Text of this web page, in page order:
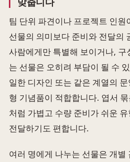
팀 단위 파견이나 프로젝트 인원
선물의 의미보다 준비와 전달의
사람에게만 특별해 보이거나, 구
는 선물은 오히려 부담이 될 수
일한 디자인 또는 같은 계열의
형 기념품이 적합합니다. 엽서
처럼 가볍고 수량 준비가 쉬운
전달하기도 편합니다.
여러 명에게 나누는 선물은 개별